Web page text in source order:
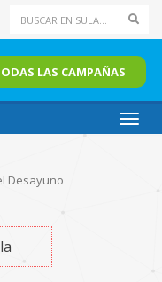
LAS CAMPAÑAS
Desayuno